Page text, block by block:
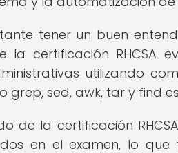
tener un buen
la certificación
utilizando
grep, sed, awk, tar y find
de la certificación
en el examen, lo